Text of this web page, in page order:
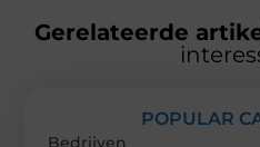
Gerelateerde
POPULAR
Bedrijven